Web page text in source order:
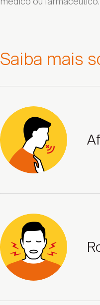
Saiba mais